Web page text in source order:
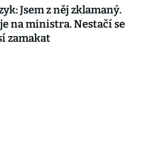
Jsem z něj zklamaný.
na ministra. Nestačí se
zamakat